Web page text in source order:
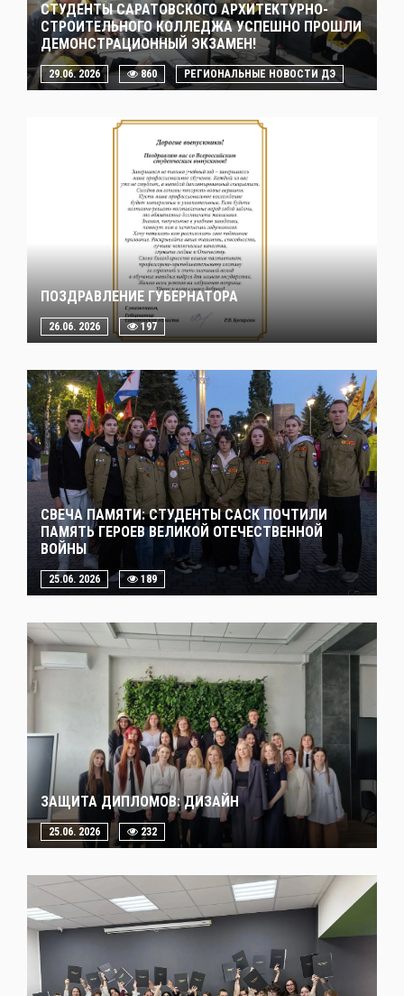
СТУДЕНТЫ САРАТОВСКОГО АРХИТЕКТУРНО-
СТРОИТЕЛЬНОГО КОЛЛЕДЖА УСПЕШНО ПРОШЛИ
ДЕМОНСТРАЦИОННЫЙ ЭКЗАМЕН!
29.06. 2026 860 РЕГИОНАЛЬНЫЕ НОВОСТИ ДЭ
ПОЗДРАВЛЕНИЕ ГУБЕРНАТОРА
26.06. 2026 197
СВЕЧА ПАМЯТИ: СТУДЕНТЫ САСК ПОЧТИЛИ
ПАМЯТЬ ГЕРОЕВ ВЕЛИКОЙ ОТЕЧЕСТВЕННОЙ
ВОЙНЫ
25.06. 2026 189
ЗАЩИТА ДИПЛОМОВ: ДИЗАЙН
25.06. 2026 232